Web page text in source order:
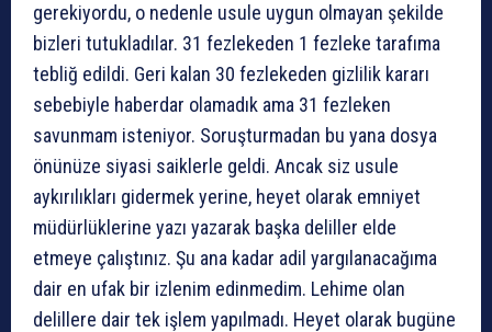
gerekiyordu, o nedenle usule uygun olmayan şekilde
bizleri tutukladılar. 31 fezlekeden 1 fezleke tarafıma
tebliğ edildi. Geri kalan 30 fezlekeden gizlilik kararı
sebebiyle haberdar olamadık ama 31 fezleken
savunmam isteniyor. Soruşturmadan bu yana dosya
önünüze siyasi saiklerle geldi. Ancak siz usule
aykırılıkları gidermek yerine, heyet olarak emniyet
müdürlüklerine yazı yazarak başka deliller elde
etmeye çalıştınız. Şu ana kadar adil yargılanacağıma
dair en ufak bir izlenim edinmedim. Lehime olan
delillere dair tek işlem yapılmadı. Heyet olarak bugüne